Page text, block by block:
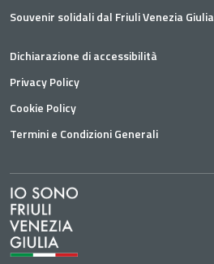
Souvenir solidali dal Friuli Venezia Giulia
Dichiarazione di accessibilità
Privacy Policy
Cookie Policy
Termini e Condizioni Generali